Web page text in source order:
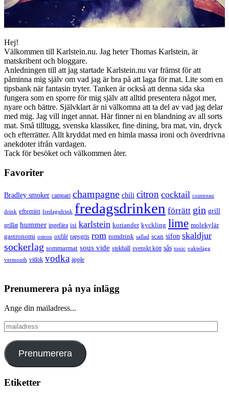
Hej!
Välkommen till Karlstein.nu. Jag heter Thomas Karlstein, är
matskribent och bloggare.
Anledningen till att jag startade Karlstein.nu var främst för att
påminna mig själv om vad jag är bra på att laga för mat. Lite som en
tipsbank när fantasin tryter. Tanken är också att denna sida ska
fungera som en sporre för mig själv att alltid presentera något mer,
nyare och bättre. Självklart är ni välkomna att ta del av vad jag delar
med mig. Jag vill inget annat. Här finner ni en blandning av all sorts
mat. Små tilltugg, svenska klassiker, fine dining, bra mat, vin, dryck
och efterrätter. Allt kryddat med en himla massa ironi och överdrivna
anekdoter ifrån vardagen.
Tack för besöket och välkommen åter.
Favoriter
Bradley smoker campari champagne chili citron cocktail cointreau
drink efterrätt fredagsdrink fredagsdrinken förrätt gin grill
grillat hummer ingefära isi karlstein koriander kyckling lime molekylär
gastronomi ostron oxfilé rapsgris rom romdrink sallad scan sifon skaldjur
sockerlag sommarmat sous vide stekhäll svenskt kött sås tonic vaktelägg
vermouth vitlök vodka äpple
Prenumerera på nya inlägg
Ange din mailadress...
mailadress
Prenumerera
Etiketter